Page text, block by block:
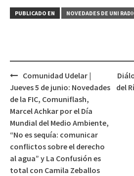
PUBLICADO EN NOVEDADES DE UNI
Navegación
de
entradas
Comunidad Udelar |
Jueves 5 de junio: Novedades
de la FIC, Comuniflash,
Marcel Achkar por el Día
Mundial del Medio Ambiente,
“No es sequía: comunicar
conflictos sobre el derecho
al agua” y La Confusión es
total con Camila Zeballos
del